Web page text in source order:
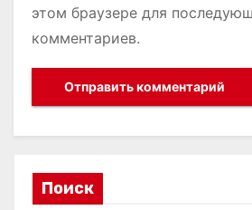
этом браузере для
комментариев.
Поиск